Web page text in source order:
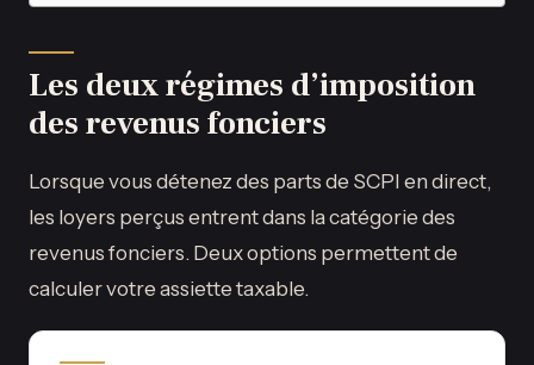
Les deux régimes d’imposition
des revenus fonciers
Lorsque vous détenez des parts de SCPI en direct,
les loyers perçus entrent dans la catégorie des
revenus fonciers. Deux options permettent de
calculer votre assiette taxable.